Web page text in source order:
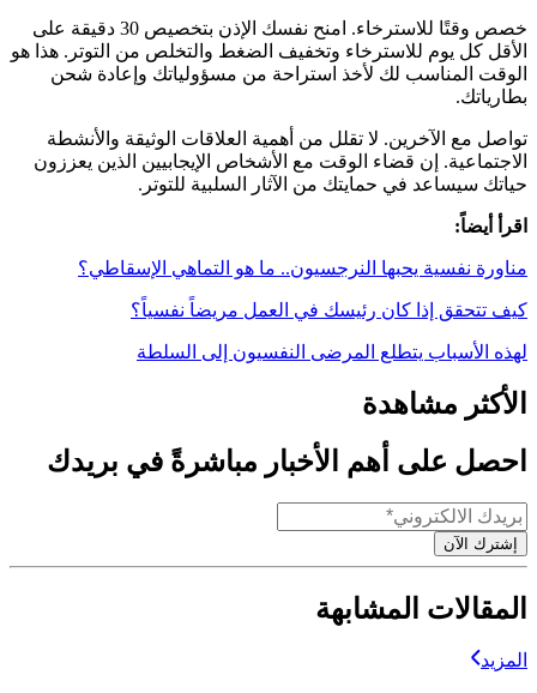
خصص وقتًا للاسترخاء. امنح نفسك الإذن بتخصيص 30 دقيقة على
الأقل كل يوم للاسترخاء وتخفيف الضغط والتخلص من التوتر. هذا هو
الوقت المناسب لك لأخذ استراحة من مسؤولياتك وإعادة شحن
بطارياتك.
تواصل مع الآخرين. لا تقلل من أهمية العلاقات الوثيقة والأنشطة
الاجتماعية. إن قضاء الوقت مع الأشخاص الإيجابيين الذين يعززون
حياتك سيساعد في حمايتك من الآثار السلبية للتوتر.
اقرأ أيضاً:
مناورة نفسية يحبها النرجسيون.. ما هو التماهي الإسقاطي؟
كيف تتحقق إذا كان رئيسك في العمل مريضاً نفسياً؟
لهذه الأسباب يتطلع المرضى النفسيون إلى السلطة
الأكثر مشاهدة
احصل على أهم الأخبار مباشرةً في بريدك
إشترك الآن
المقالات المشابهة
المزيد